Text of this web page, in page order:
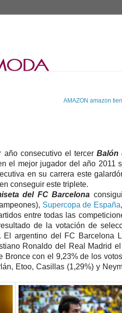
AMAZON amazon
consecutivo el tercer Balón
el mejor jugador del año 2011
en su carrera este
conseguir este triplete.
del FC Barcelona
Supercopa de España
entre todas las
de la votación de
argentino del FC Barcelona
Ronaldo del Real Madrid
con el 9,23% de los
Etoo, Casillas (1,29%) y